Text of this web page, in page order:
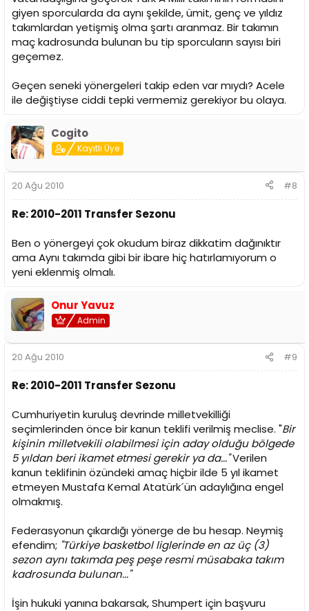
giyen sporcularda da aynı şekilde, ümit, genç ve yıldız
takımlardan yetişmiş olma şartı aranmaz. Bir takımın
maç kadrosunda bulunan bu tip sporcuların sayısı biri
geçemez.
Geçen seneki yönergeleri takip eden var mıydı? Acele
ile değiştiyse ciddi tepki vermemiz gerekiyor bu olaya.
Cogito
Kayıtlı Üye
20 Ağu 2010 #8
Re: 2010-2011 Transfer Sezonu
Ben o yönergeyi çok okudum biraz dikkatim dağınıktır
ama Aynı takımda gibi bir ibare hiç hatırlamıyorum o
yeni eklenmiş olmalı.
Onur Yavuz
Admin
20 Ağu 2010 #9
Re: 2010-2011 Transfer Sezonu
Cumhuriyetin kuruluş devrinde milletvekilliği
seçimlerinden önce bir kanun teklifi verilmiş meclise. "Bir
kişinin milletvekili olabilmesi için aday olduğu bölgede
5 yıldan beri ikamet etmesi gerekir ya da..."Verilen
kanun teklifinin özündeki amaç hiçbir ilde 5 yıl ikamet
etmeyen Mustafa Kemal Atatürk´ün adaylığına engel
olmakmış.
Federasyonun çıkardığı yönerge de bu hesap. Neymiş
efendim; "Türkiye basketbol liglerinde en az üç (3)
sezon aynı takımda peş peşe resmi müsabaka takım
kadrosunda bulunan..."
İşin hukuki yanına bakarsak, Shumpert için başvuru